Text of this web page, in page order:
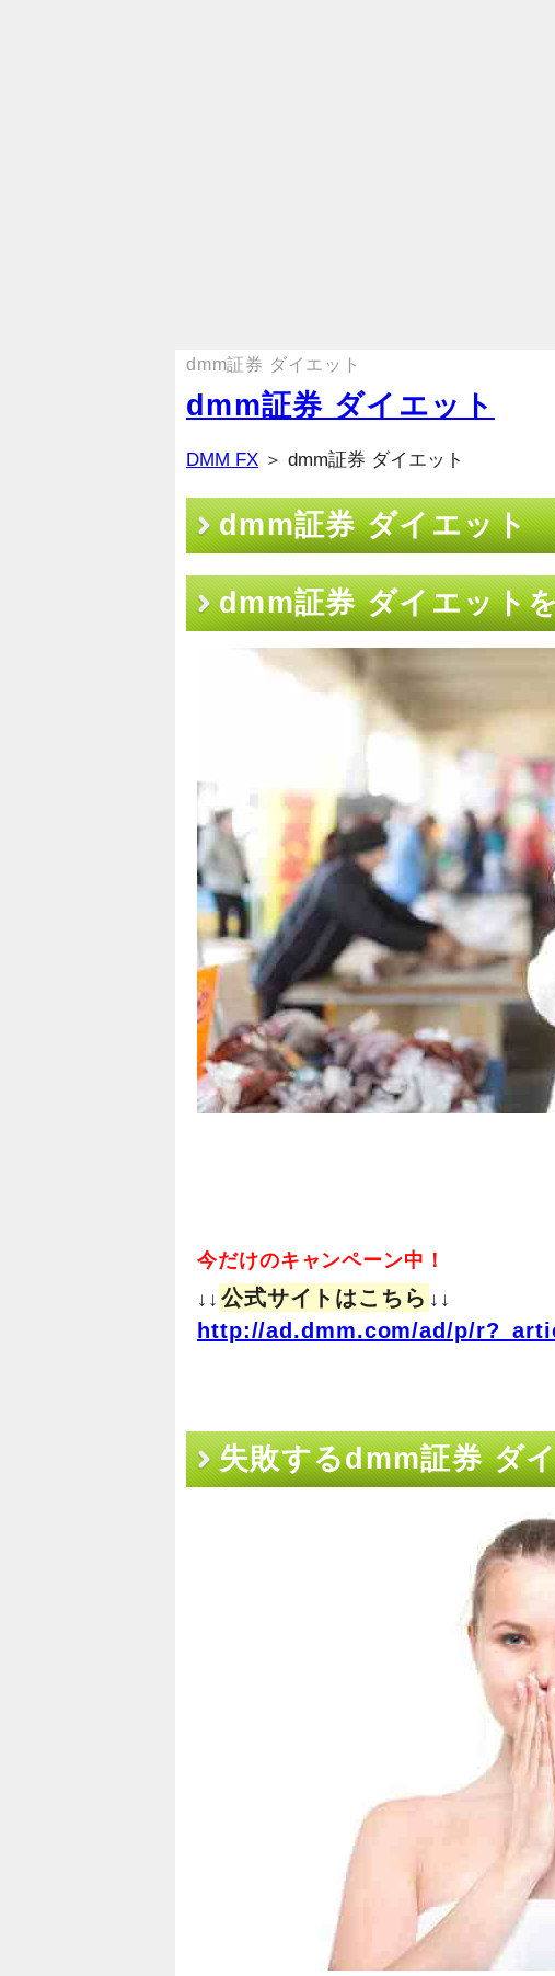
dmm証券 ダイエット
dmm証券 ダイエット
DMM FX ＞ dmm証券 ダイエット
dmm証券 ダイエット
dmm証券 ダイエット
今だけのキャンペーン中！
↓↓ 公式サイトはこちら ↓↓
http://ad.dmm.com/ad/p/
失敗するdmm証券 ダ